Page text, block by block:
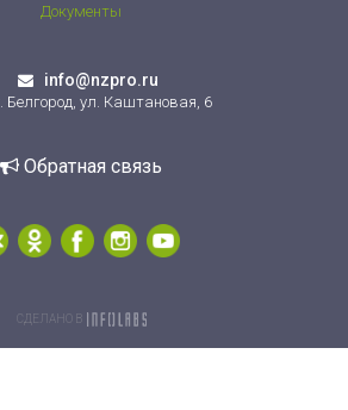
Документы
info@nzpro.ru
Белгород, ул. Каштановая, 6
Обратная связь
СДЕЛАНО В